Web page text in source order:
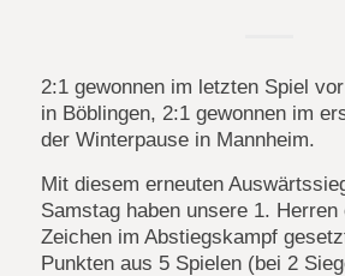
2:1 gewonnen im letzten Spiel
in Böblingen, 2:1 gewonnen im
der Winterpause in Mannheim.
Mit diesem erneuten
Samstag haben unsere 1. Herren
Zeichen im Abstiegskampf
Punkten aus 5 Spielen (bei 2